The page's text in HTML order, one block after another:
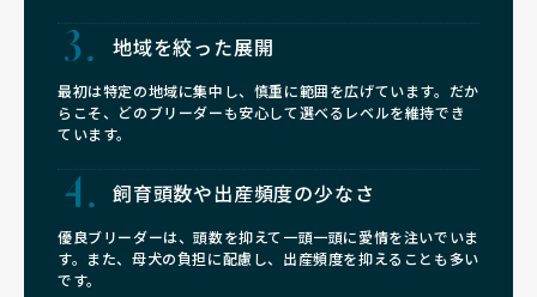
地域を絞った展開
最初は特定の地域に集中し、慎重に範囲を広げています。だか
らこそ、どのブリーダーも安心して選べるレベルを維持でき
ています。
飼育頭数や出産頻度の少なさ
優良ブリーダーは、頭数を抑えて一頭一頭に愛情を注いでいま
す。また、母犬の負担に配慮し、出産頻度を抑えることも多い
です。